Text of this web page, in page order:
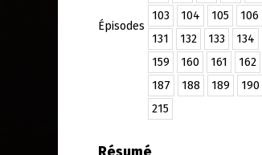
Épisodes
103
104 105 106
131
132 133 134
159
160 161 162
187
188 189 190
215